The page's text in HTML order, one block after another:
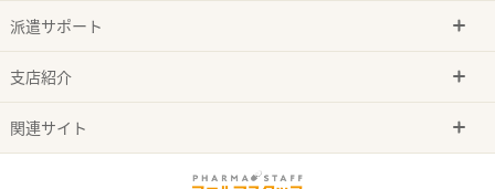
派遣サポート
支店紹介
関連サイト